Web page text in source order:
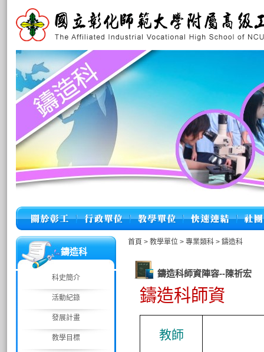
鑄造科
科史簡介
活動紀錄
發展計畫
教學目標
首頁 > 教學單位 > 專業類科 > 鑄造科
鑄造科師資陣容--陳祈宏
鑄造科師資
教師